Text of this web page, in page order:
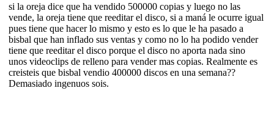
si la oreja dice que ha vendido 500000 copias y luego no las
vende, la oreja tiene que reeditar el disco, si a maná le ocurre igual
pues tiene que hacer lo mismo y esto es lo que le ha pasado a
bisbal que han inflado sus ventas y como no lo ha podido vender
tiene que reeditar el disco porque el disco no aporta nada sino
unos videoclips de relleno para vender mas copias. Realmente es
creisteis que bisbal vendio 400000 discos en una semana??
Demasiado ingenuos sois.